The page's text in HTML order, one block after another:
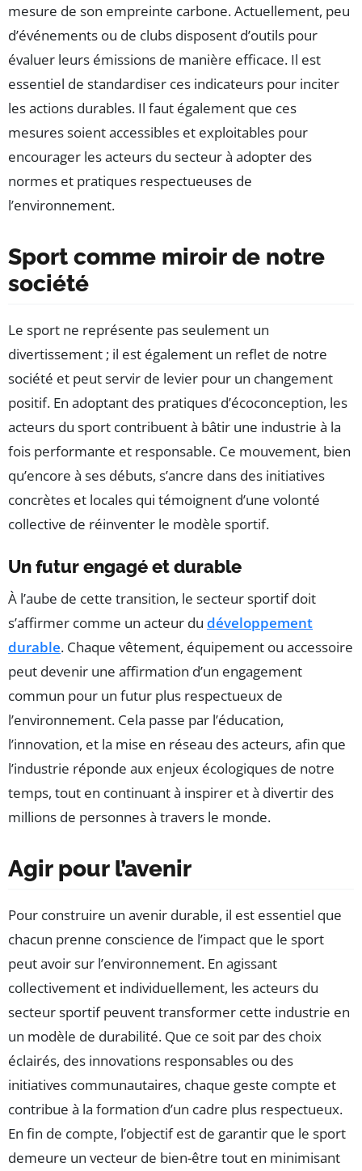
mesure de son empreinte carbone. Actuellement, peu
d’événements ou de clubs disposent d’outils pour
évaluer leurs émissions de manière efficace. Il est
essentiel de standardiser ces indicateurs pour inciter
les actions durables. Il faut également que ces
mesures soient accessibles et exploitables pour
encourager les acteurs du secteur à adopter des
normes et pratiques respectueuses de
l’environnement.
Sport comme miroir de notre
société
Le sport ne représente pas seulement un
divertissement ; il est également un reflet de notre
société et peut servir de levier pour un changement
positif. En adoptant des pratiques d’écoconception, les
acteurs du sport contribuent à bâtir une industrie à la
fois performante et responsable. Ce mouvement, bien
qu’encore à ses débuts, s’ancre dans des initiatives
concrètes et locales qui témoignent d’une volonté
collective de réinventer le modèle sportif.
Un futur engagé et durable
À l’aube de cette transition, le secteur sportif doit
s’affirmer comme un acteur du développement
durable. Chaque vêtement, équipement ou accessoire
peut devenir une affirmation d’un engagement
commun pour un futur plus respectueux de
l’environnement. Cela passe par l’éducation,
l’innovation, et la mise en réseau des acteurs, afin que
l’industrie réponde aux enjeux écologiques de notre
temps, tout en continuant à inspirer et à divertir des
millions de personnes à travers le monde.
Agir pour l’avenir
Pour construire un avenir durable, il est essentiel que
chacun prenne conscience de l’impact que le sport
peut avoir sur l’environnement. En agissant
collectivement et individuellement, les acteurs du
secteur sportif peuvent transformer cette industrie en
un modèle de durabilité. Que ce soit par des choix
éclairés, des innovations responsables ou des
initiatives communautaires, chaque geste compte et
contribue à la formation d’un cadre plus respectueux.
En fin de compte, l’objectif est de garantir que le sport
demeure un vecteur de bien-être tout en minimisant